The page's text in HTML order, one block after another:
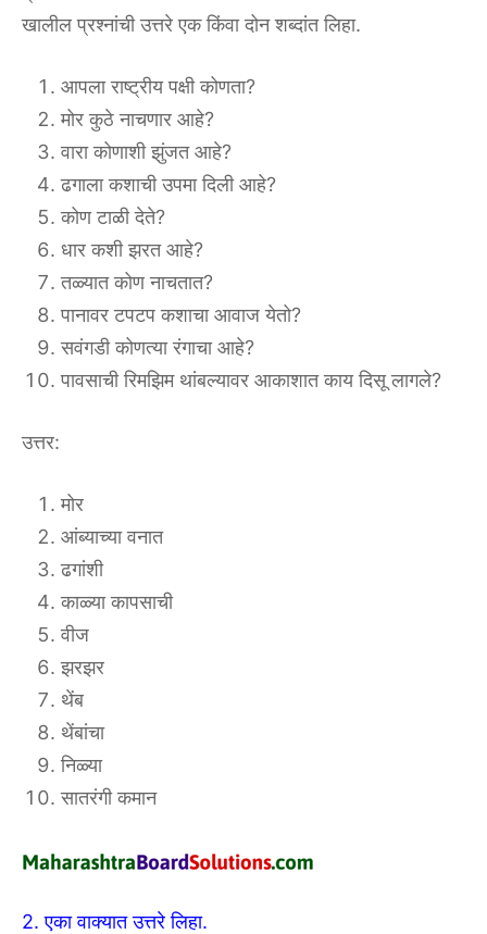
खालील प्रश्नांची उत्तरे एक किंवा दोन शब्दांत लिहा.
आपला राष्ट्रीय पक्षी कोणता?
मोर कुठे नाचणार आहे?
वारा कोणाशी झुंजत आहे?
ढगाला कशाची उपमा दिली आहे?
कोण टाळी देते?
धार कशी झरत आहे?
तळ्यात कोण नाचतात?
पानावर टपटप कशाचा आवाज येतो?
सवंगडी कोणत्या रंगाचा आहे?
पावसाची रिमझिम थांबल्यावर आकाशात काय दिसू लागले?
उत्तर:
मोर
आंब्याच्या वनात
ढगांशी
काळ्या कापसाची
वीज
झरझर
थेंब
थेंबांचा
निळ्या
सातरंगी कमान
2. एका वाक्यात उत्तरे लिहा.